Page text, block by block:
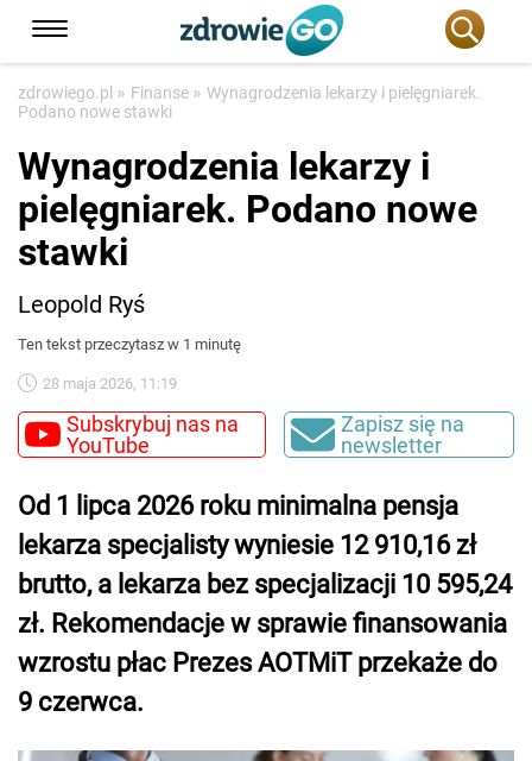
zdrowiego.pl » Finanse » Wynagrodzenia lekarzy i pielęgniarek.
Podano nowe stawki
Wynagrodzenia lekarzy i
pielęgniarek. Podano nowe
stawki
Leopold Ryś
Ten tekst przeczytasz w 1 minutę
28 maja 2026, 11:19
Subskrybuj nas na
YouTube
Zapisz się na
newsletter
Od 1 lipca 2026 roku minimalna pensja
lekarza specjalisty wyniesie 12 910,16 zł
brutto, a lekarza bez specjalizacji 10 595,24
zł. Rekomendacje w sprawie finansowania
wzrostu płac Prezes AOTMiT przekaże do
9 czerwca.